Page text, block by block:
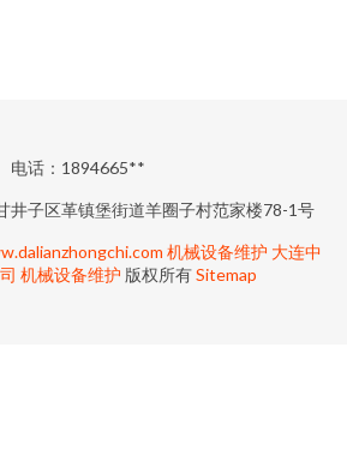
电话：1894665**
井子区革镇堡街道羊圈子村范家楼78-1号
机械设备维护 大连中
机械设备维护 版权所有Sitemap